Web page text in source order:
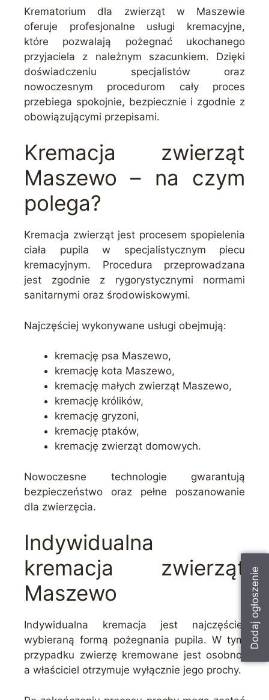
Dodaj ogłoszenie
Krematorium dla zwierząt w Maszewie
oferuje profesjonalne usługi kremacyjne,
które pozwalają pożegnać ukochanego
przyjaciela z należnym szacunkiem. Dzięki
doświadczeniu specjalistów oraz
nowoczesnym procedurom cały proces
przebiega spokojnie, bezpiecznie i zgodnie z
obowiązującymi przepisami.
Kremacja zwierząt
Maszewo – na czym
polega?
Kremacja zwierząt jest procesem spopielenia
ciała pupila w specjalistycznym piecu
kremacyjnym. Procedura przeprowadzana
jest zgodnie z rygorystycznymi normami
sanitarnymi oraz środowiskowymi.
Najczęściej wykonywane usługi obejmują:
kremację psa Maszewo,
kremację kota Maszewo,
kremację małych zwierząt Maszewo,
kremację królików,
kremację gryzoni,
kremację ptaków,
kremację zwierząt domowych.
Nowoczesne technologie gwarantują
bezpieczeństwo oraz pełne poszanowanie
dla zwierzęcia.
Indywidualna
kremacja zwierząt
Maszewo
Indywidualna kremacja jest najczęściej
wybieraną formą pożegnania pupila. W tym
przypadku zwierzę kremowane jest osobno,
a właściciel otrzymuje wyłącznie jego prochy.